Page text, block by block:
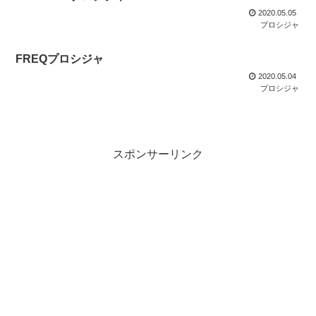
2020.05.05
プロシジャ
FREQプロシジャ
2020.05.04
プロシジャ
スポンサーリンク